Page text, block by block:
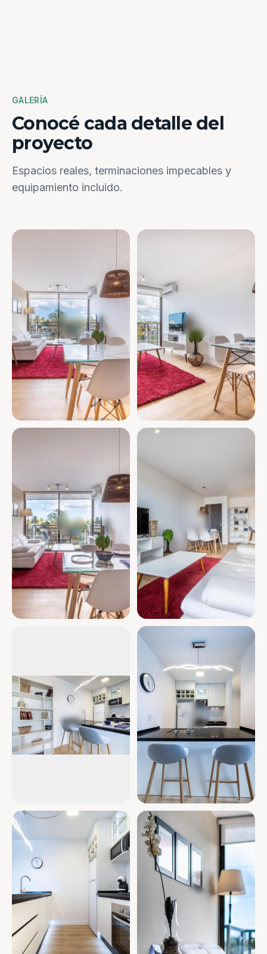
GALERÍA
Conocé cada detalle del
proyecto
Espacios reales, terminaciones impecables y
equipamiento incluido.